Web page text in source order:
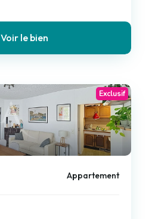
Voir le bien
Exclusif
Appartement